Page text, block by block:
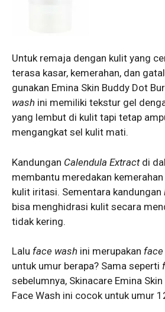
Untuk remaja dengan kulit yang
terasa kasar, kemerahan, dan
gunakan Emina Skin Buddy Dot
wash ini memiliki tekstur gel
yang lembut di kulit tapi tetap
mengangkat sel kulit mati.
Kandungan Calendula Extractdi
membantu meredakan
kulit iritasi. Sementara kandungan
bisa menghidrasi kulit secara
tidak kering.
Lalu face wash ini merupakan face
untuk umur berapa? Sama seperti
sebelumnya, Skinacare Emina
Face Wash ini cocok untuk umur